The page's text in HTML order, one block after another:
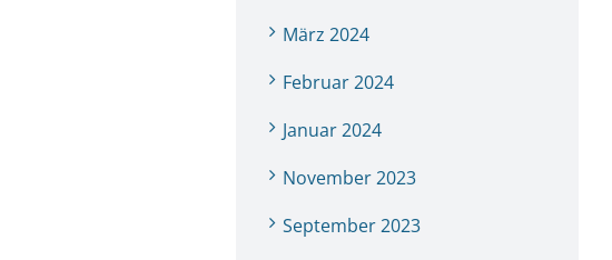
März 2024
Februar 2024
Januar 2024
November 2023
September 2023